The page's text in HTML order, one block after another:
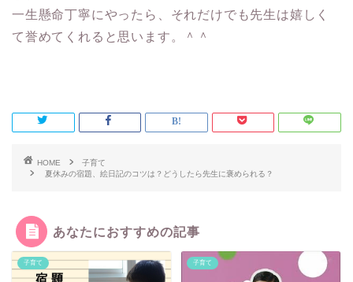
一生懸命丁寧にやったら、それだけでも先生は嬉しく
て誉めてくれると思います。＾＾
HOME
子育て
夏休みの宿題、絵日記のコツは？どうしたら先生に褒められる？
あなたにおすすめの記事
子育て 子育て